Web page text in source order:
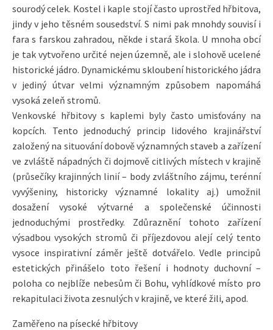
sourodý celek. Kostel i kaple stojí často uprostřed hřbitova,
jindy v jeho těsném sousedství. S nimi pak mnohdy souvisí i
fara s farskou zahradou, někde i stará škola. U mnoha obcí
je tak vytvořeno určité nejen územně, ale i slohově ucelené
historické jádro. Dynamickému skloubení historického jádra
v jediný útvar velmi významným způsobem napomáhá
vysoká zeleň stromů.
Venkovské hřbitovy s kaplemi byly často umisťovány na
kopcích. Tento jednoduchý princip lidového krajinářství
založený na situování dobově významných staveb a zařízení
ve zvláště nápadných či dojmově citlivých místech v krajině
(průsečíky krajinných linií – body zvláštního zájmu, terénní
vyvýšeniny, historicky významné lokality aj.) umožnil
dosažení vysoké výtvarné a společenské účinnosti
jednoduchými prostředky. Zdůraznění tohoto zařízení
výsadbou vysokých stromů či příjezdovou alejí celý tento
vysoce inspirativní záměr ještě dotvářelo. Vedle principů
estetických přinášelo toto řešení i hodnoty duchovní –
poloha co nejblíže nebesům či Bohu, vyhlídkové místo pro
rekapitulaci života zesnulých v krajině, ve které žili, apod.
Zaměřeno na písecké hřbitovy